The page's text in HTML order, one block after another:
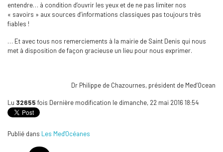
entendre… à condition d’ouvrir les yeux et de ne pas limiter nos
« savoirs » aux sources d’informations classiques pas toujours très
fiables !
… Et avec tous nos remerciements à la mairie de Saint Denis qui nous
met à disposition de façon gracieuse un lieu pour nous exprimer.
Dr Philippe de Chazournes, président de Med’Ocean
Lu 32655 fois Dernière modification le dimanche, 22 mai 2016 18:54
Publié dans Les Med'Océanes